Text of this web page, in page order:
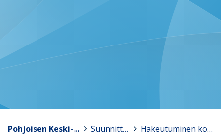
Pohjoisen Keski-Suomen ammattiopisto > Suunnittelen opiskelua > Hakeutuminen koulutukseen